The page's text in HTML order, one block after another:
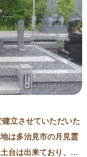
立させていただいた
は多治見市の月見霊
台は出来ており、石